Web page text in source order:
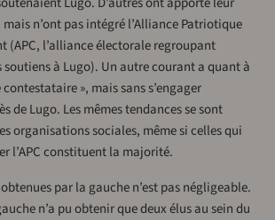
n’ont pas intégré l’Alliance Patriotique
(APC, l’alliance électorale regroupant
à Lugo). Un autre courant a quant à
», mais sans s’engager
de Lugo. Les mêmes tendances se sont
organisations sociales, même si celles qui
l’APC constituent la majorité.
par la gauche n’est pas négligeable.
n’a pu obtenir que deux élus au sein du